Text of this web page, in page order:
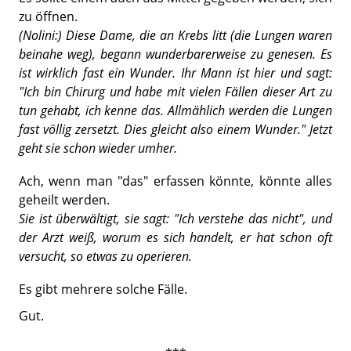
zu öffnen.
(Nolini:) Diese Dame, die an Krebs litt (die Lungen waren
beinahe weg), begann wunderbarerweise zu genesen. Es
ist wirklich fast ein Wunder. Ihr Mann ist hier und sagt:
"Ich bin Chirurg und habe mit vielen Fällen dieser Art zu
tun gehabt, ich kenne das. Allmählich werden die Lungen
fast völlig zersetzt. Dies gleicht also einem Wunder." Jetzt
geht sie schon wieder umher.
Ach, wenn man "das" erfassen könnte, könnte alles
geheilt werden.
Sie ist überwältigt, sie sagt: "Ich verstehe das nicht", und
der Arzt weiß, worum es sich handelt, er hat schon oft
versucht, so etwas zu operieren.
Es gibt mehrere solche Fälle.
Gut.